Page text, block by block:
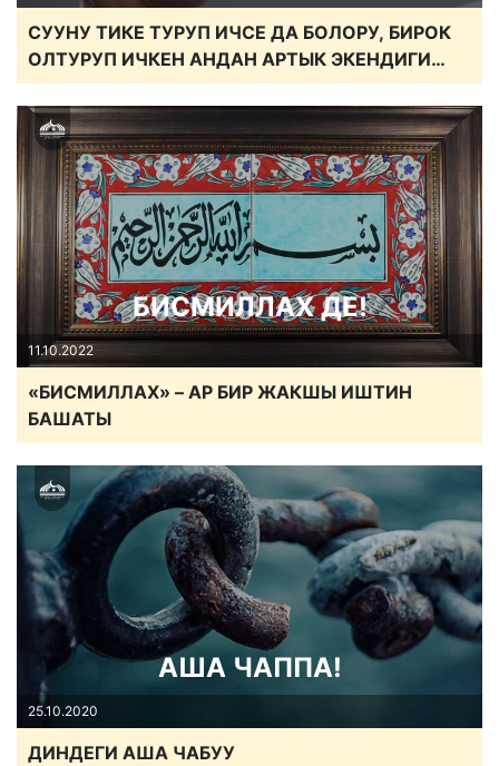
СУУНУ ТИКЕ ТУРУП ИЧСЕ ДА БОЛОРУ, БИРОК
ОЛТУРУП ИЧКЕН АНДАН АРТЫК ЭКЕНДИГИ
ТУУРАЛУУ ХАДИСТЕР
БИСМИЛЛАХ ДЕ!
11.10.2022
«БИСМИЛЛАХ» – АР БИР ЖАКШЫ ИШТИН
БАШАТЫ
АША ЧАППА!
25.10.2020
ДИНДЕГИ АША ЧАБУУ